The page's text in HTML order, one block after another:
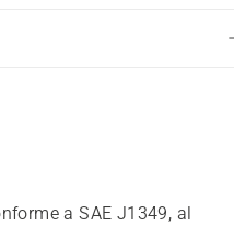
a SAE J1349, al